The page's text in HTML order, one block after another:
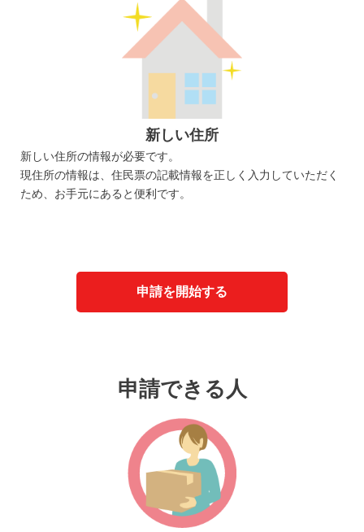
新しい住所
新しい住所の情報が必要です。
現住所の情報は、住民票の記載情報を正しく入力していただく
ため、お手元にあると便利です。
申請を開始する
申請できる人